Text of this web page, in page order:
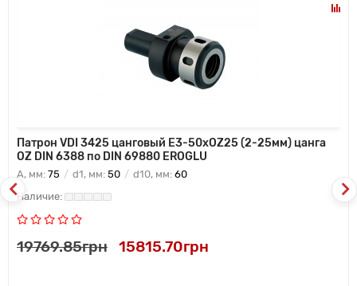
Патрон VDI 3425 цанговый E3-50xOZ25 (2-25мм) цанга
OZ DIN 6388 по DIN 69880 EROGLU
A, мм: 75 d1, мм: 50 d10, мм: 60
19769.85грн 15815.70грн